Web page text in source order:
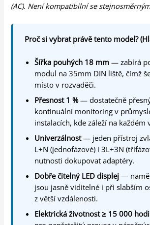
(AC). Není kompatibilní se
Proč si vybrat právě tento model?
Šířka pouhých 18 mm — zabírá
modul na 35mm DIN liště, čímž
místo v rozvaděči.
Přesnost 1 %— dostatečně
kontinuální monitoring v
instalacích, kde záleží na každém
Univerzálnost— jeden přístroj
L+N (jednofázové) i 3L+3N
nutnosti dokupovat adaptéry.
Dobře čitelný LED displej —
jsou jasně viditelné i při slabším
z větší vzdálenosti.
Elektrická životnost ≥ 15 000